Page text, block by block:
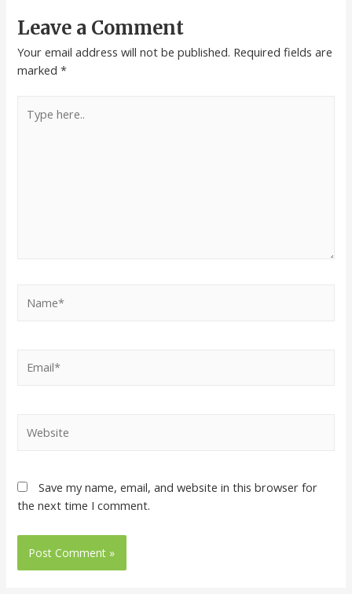
Leave a Comment
Your email address will not be published. Required fields are
marked*
Save my name, email, and website in this browser for
the next time I comment.